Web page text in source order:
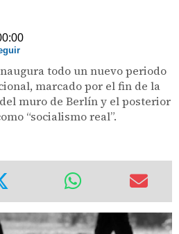
todo un nuevo periodo
marcado por el fin de la
muro de Berlín y el posterior
“socialismo real”.